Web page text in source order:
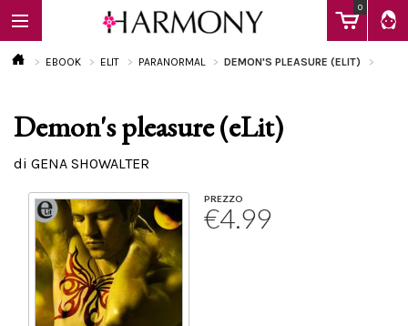
0
EBOOK
Calendario
EBOOK ELIT PARANORMAL DEMON'S PLEASURE (ELIT)
Demon's pleasure (eLit)
di GENA SHOWALTER
PREZZO
€4.99